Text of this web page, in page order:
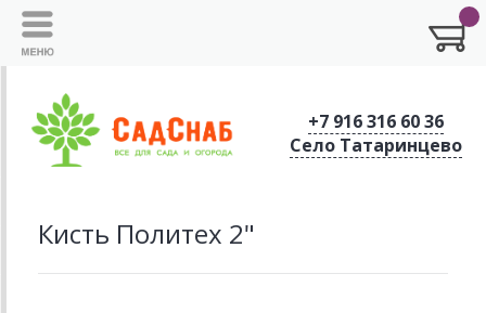
+7 916 316 60 36
Село Татаринцево
Кисть Политех 2"